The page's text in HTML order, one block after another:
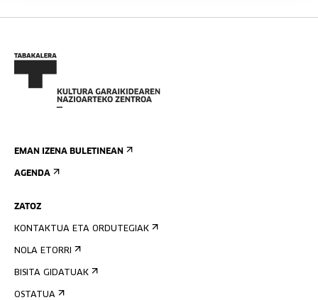
EMAN IZENA BULETINEAN
AGENDA
ZATOZ
KONTAKTUA ETA ORDUTEGIAK
NOLA ETORRI
BISITA GIDATUAK
OSTATUA